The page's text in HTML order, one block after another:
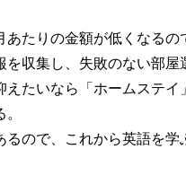
あたりの金額が低くなる
収集し、失敗のない部屋
えたいなら「ホームステ
るので、これから英語を